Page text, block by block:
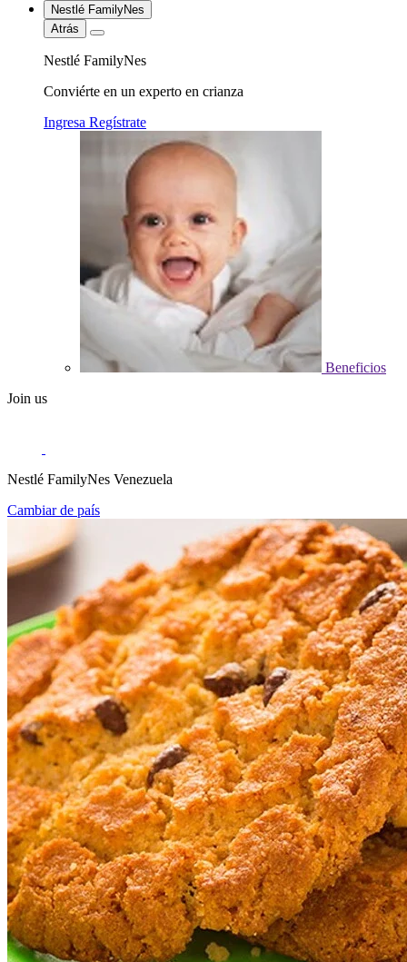
Nestlé FamilyNes
Atrás
Nestlé FamilyNes
Conviérte en un experto en crianza
Ingresa Regístrate
Beneficios
Join us
Nestlé FamilyNes Venezuela
Cambiar de país